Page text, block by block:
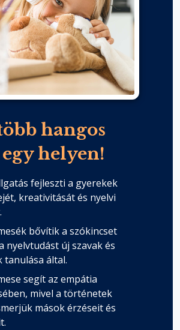
hangos
egy helyen!
fejleszti a gyerekek
kreativitását és nyelvi
bővítik a szókincset
nyelvtudást új szavak és
tanulása által.
segít az empátia
mivel a történetek
mások érzéseit és